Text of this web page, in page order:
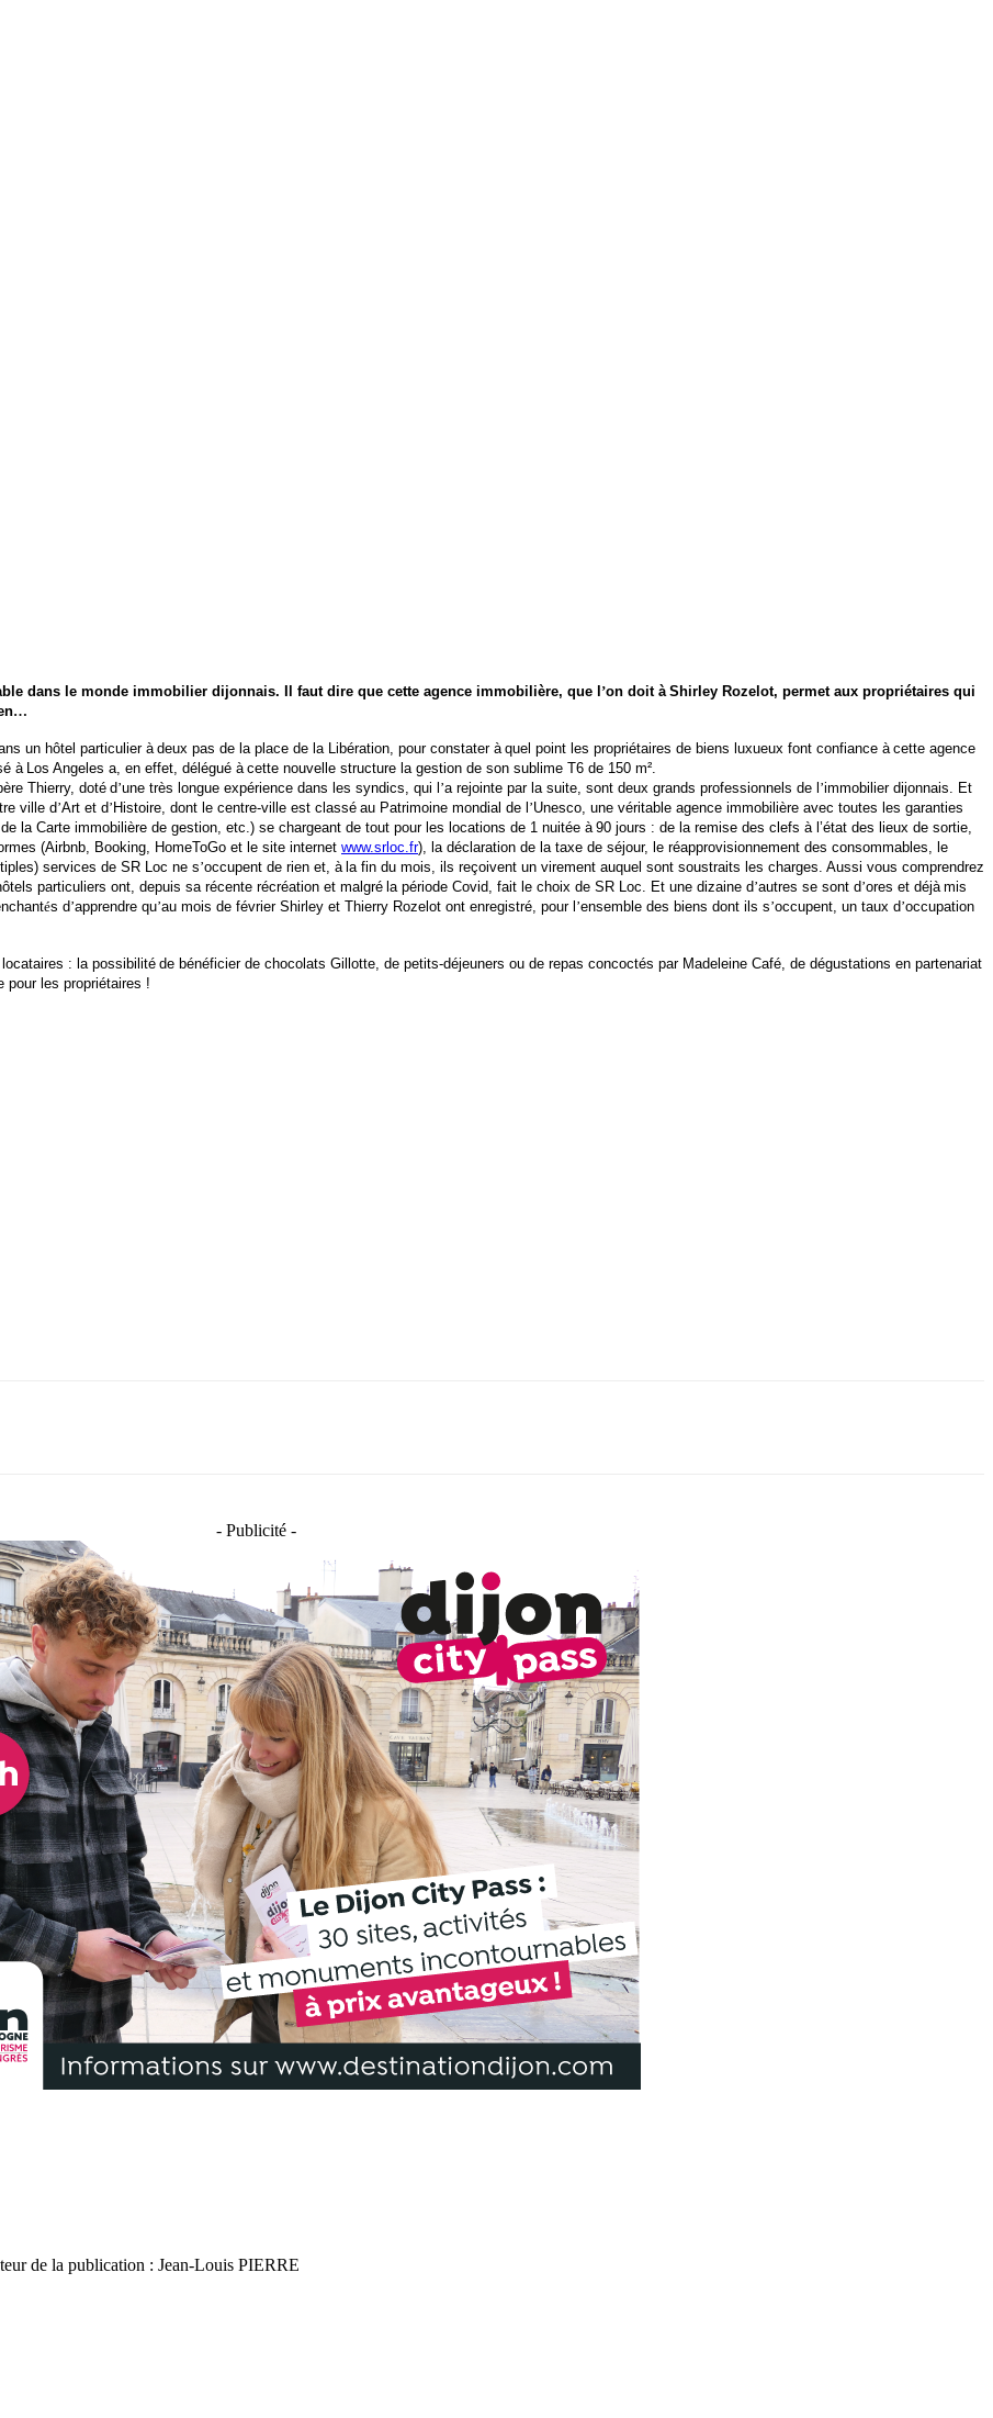
dans le monde immobilier dijonnais. Il faut dire que cette agence immobilière, que l ’on doit à Shirley Rozelot, permet aux propriétaires qui
…
un hôtel particulier à deux pas de la place de la Libération, pour constater à quel point les propriétaires de biens luxueux font confiance à cette agence
à
Los Angeles a, en effet, délégué à cette nouvelle structure la gestion de son sublime T6 de 150 m².
Thierry, doté d’une très longue expérience dans les syndics, qui l ’a rejointe par la suite, sont deux grands professionnels de l ’immobilier dijonnais. Et
ville d’Art et d’ Histoire, dont le centre-ville est classé au Patrimoine mondial de l ’Unesco, une véritable agence immobilière avec toutes les garanties
la Carte immobilière de gestion, etc.) se chargeant de tout pour les locations de 1 nuitée à 90 jours : de la remise des clefs à l’état des lieux de sortie,
(Airbnb, Booking, HomeToGo et le site internet www.srloc.fr), la déclaration de la taxe de séjour, le réapprovisionnement des consommables, le
services de SR Loc ne s’occupent de rien et, à la fin du mois, ils reçoivent un virement auquel sont soustraits les charges. Aussi vous comprendrez
particuliers ont, depuis sa récente récréation et malgré la période Covid, fait le choix de SR Loc. Et une dizaine d’autres se sont d’ores et déjà mis
és d’apprendre qu’au mois de février Shirley et Thierry Rozelot ont enregistré, pour l ’ensemble des biens dont ils s’occupent, un taux d’occupation
: la possibilitéde bénéficier de chocolats Gillotte, de petits-déjeuners ou de repas concoctés par Madeleine Café, de dégustations en partenariat
pour les propriétaires !
- Publicité -
de la publication : Jean-Louis PIERRE